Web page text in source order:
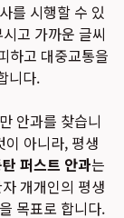
를 시행할 수 있
고 가까운 글씨
하고 대중교통을
니다.
안과를 찾습니
이 아니라, 평생
퍼스트 안과는
개개인의 평생
목표로 합니다.